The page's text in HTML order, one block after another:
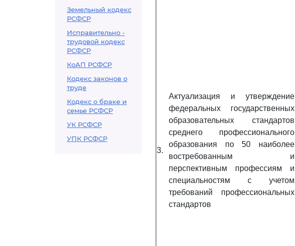
Земельный кодекс
РСФСР
Исправительно -
трудовой кодекс
РСФСР
КоАП РСФСР
Кодекс законов о
труде
Кодекс о браке и
семье РСФСР
УК РСФСР
УПК РСФСР
3.
Актуализация и утверждение
федеральных государственных
образовательных стандартов
среднего профессионального
образования по 50 наиболее
востребованным и
перспективным профессиям и
специальностям с учетом
требований профессиональных
стандартов